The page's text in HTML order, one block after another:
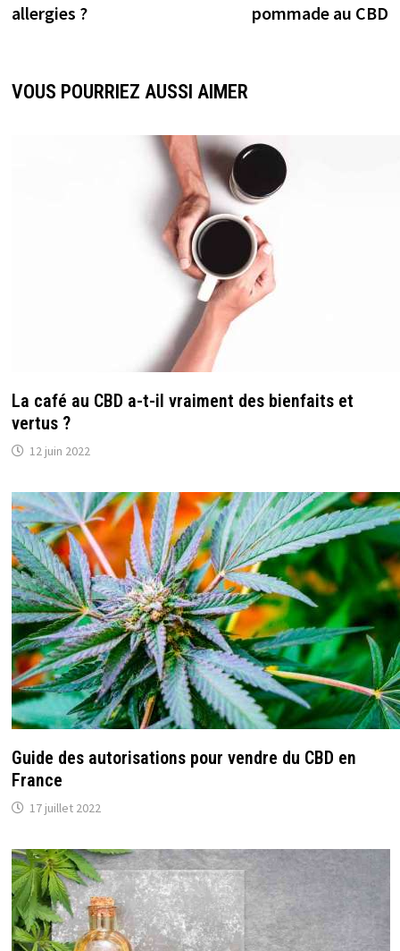
allergies ?
pommade au CBD
VOUS POURRIEZ AUSSI AIMER
La café au CBD a-t-il vraiment des bienfaits et
vertus ?
12 juin 2022
Guide des autorisations pour vendre du CBD en
France
17 juillet 2022